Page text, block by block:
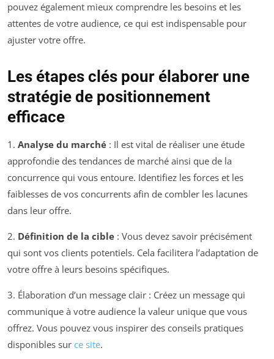
pouvez également mieux comprendre les besoins et les
attentes de votre audience, ce qui est indispensable pour
ajuster votre offre.
Les étapes clés pour élaborer une
stratégie de positionnement
efficace
1. Analyse du marché : Il est vital de réaliser une étude
approfondie des tendances de marché ainsi que de la
concurrence qui vous entoure. Identifiez les forces et les
faiblesses de vos concurrents afin de combler les lacunes
dans leur offre.
2. Définition de la cible : Vous devez savoir précisément
qui sont vos clients potentiels. Cela facilitera l’adaptation de
votre offre à leurs besoins spécifiques.
3. Élaboration d’un message clair : Créez un message qui
communique à votre audience la valeur unique que vous
offrez. Vous pouvez vous inspirer des conseils pratiques
disponibles sur ce site.